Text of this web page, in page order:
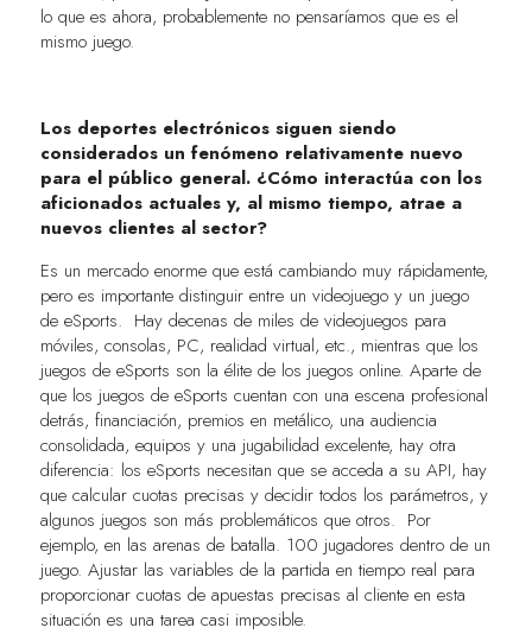
lo que es ahora, probablemente no pensaríamos que es el
mismo juego.
Los deportes electrónicos siguen siendo
considerados un fenómeno relativamente nuevo
para el público general. ¿Cómo interactúa con los
aficionados actuales y, al mismo tiempo, atrae a
nuevos clientes al sector?
Es un mercado enorme que está cambiando muy rápidamente,
pero es importante distinguir entre un videojuego y un juego
de eSports. Hay decenas de miles de videojuegos para
móviles, consolas, PC, realidad virtual, etc., mientras que los
juegos de eSports son la élite de los juegos online. Aparte de
que los juegos de eSports cuentan con una escena profesional
detrás, financiación, premios en metálico, una audiencia
consolidada, equipos y una jugabilidad excelente, hay otra
diferencia: los eSports necesitan que se acceda a su API, hay
que calcular cuotas precisas y decidir todos los parámetros, y
algunos juegos son más problemáticos que otros. Por
ejemplo, en las arenas de batalla. 100 jugadores dentro de un
juego. Ajustar las variables de la partida en tiempo real para
proporcionar cuotas de apuestas precisas al cliente en esta
situación es una tarea casi imposible.